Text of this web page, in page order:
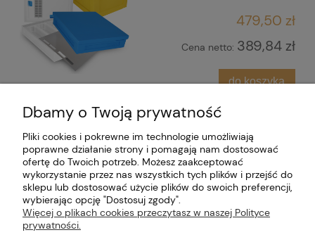
479,50 zł
Cena netto: 389,84 zł
do koszyka
Moje konto
Płatności i dostawa
Dbamy o Twoją prywatność
Pliki cookies i pokrewne im technologie umożliwiają
poprawne działanie strony i pomagają nam dostosować
ofertę do Twoich potrzeb. Możesz zaakceptować
wykorzystanie przez nas wszystkich tych plików i przejść do
sklepu lub dostosować użycie plików do swoich preferencji,
wybierając opcję "Dostosuj zgody".
Więcej o plikach cookies przeczytasz w naszej Polityce
prywatności.